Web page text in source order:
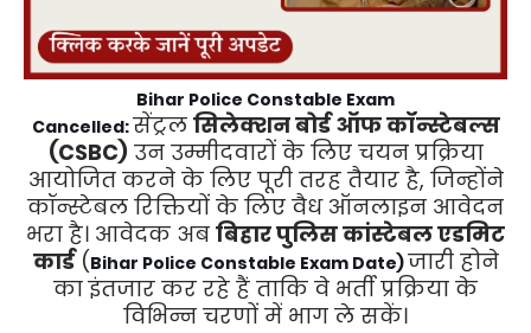
Bihar Police Constable Exam
Cancelled:सेंट्रल सिलेक्शन बोर्ड ऑफ कॉन्स्टेबल्स
(CSBC)उन उम्मीदवारों के लिए चयन प्रक्रिया
आयोजित करने के लिए पूरी तरह तैयार है, जिन्होंने
कॉन्स्टेबल रिक्तियों के लिए वैध ऑनलाइन आवेदन
भरा है। आवेदक अब बिहार पुलिस कांस्टेबल एडमिट
कार्ड(Bihar Police Constable Exam Date)जारी होने
का इंतजार कर रहे हैं ताकि वे भर्ती प्रक्रिया के
विभिन्न चरणों में भाग ले सकें।